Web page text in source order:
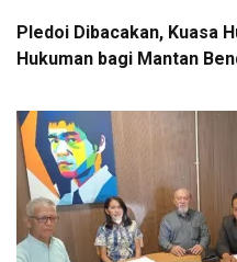
Pledoi Dibacakan, Kuasa
Hukuman bagi Mantan